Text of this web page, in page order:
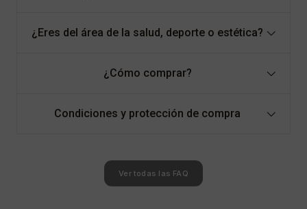
¿Eres del área de la salud, deporte o estética?
¿Cómo comprar?
Condiciones y protección de compra
Ver todas las FAQ